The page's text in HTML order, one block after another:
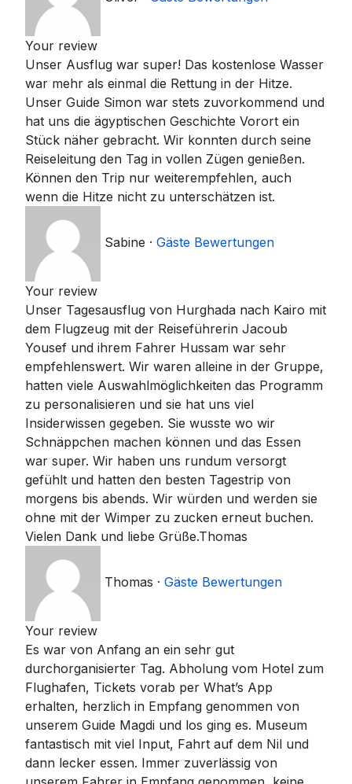
Your review
Unser Ausflug war super! Das kostenlose Wasser
war mehr als einmal die Rettung in der Hitze.
Unser Guide Simon war stets zuvorkommend und
hat uns die ägyptischen Geschichte Vorort ein
Stück näher gebracht. Wir konnten durch seine
Reiseleitung den Tag in vollen Zügen genießen.
Können den Trip nur weiterempfehlen, auch
wenn die Hitze nicht zu unterschätzen ist.
Sabine · Gäste Bewertungen
Your review
Unser Tagesausflug von Hurghada nach Kairo mit
dem Flugzeug mit der Reiseführerin Jacoub
Yousef und ihrem Fahrer Hussam war sehr
empfehlenswert. Wir waren alleine in der Gruppe,
hatten viele Auswahlmöglichkeiten das Programm
zu personalisieren und sie hat uns viel
Insiderwissen gegeben. Sie wusste wo wir
Schnäppchen machen können und das Essen
war super. Wir haben uns rundum versorgt
gefühlt und hatten den besten Tagestrip von
morgens bis abends. Wir würden und werden sie
ohne mit der Wimper zu zucken erneut buchen.
Vielen Dank und liebe Grüße.Thomas
Thomas · Gäste Bewertungen
Your review
Es war von Anfang an ein sehr gut
durchorganisierter Tag. Abholung vom Hotel zum
Flughafen, Tickets vorab per What’s App
erhalten, herzlich in Empfang genommen von
unserem Guide Magdi und los ging es. Museum
fantastisch mit viel Input, Fahrt auf dem Nil und
dann lecker essen. Immer zuverlässig von